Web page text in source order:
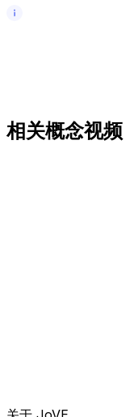
相关概念视频